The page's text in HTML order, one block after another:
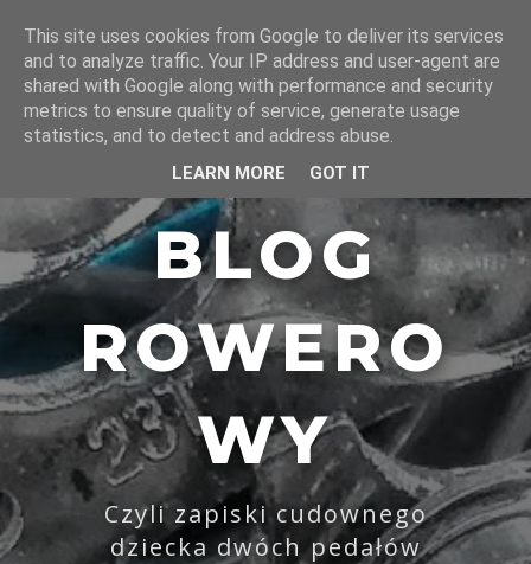
BLOG
ROWERO
WY
Czyli zapiski cudownego
dziecka dwóch pedałów
This site uses cookies from Google to deliver its services
and to analyze traffic. Your IP address and user-agent are
shared with Google along with performance and security
metrics to ensure quality of service, generate usage
statistics, and to detect and address abuse.
LEARN MORE GOT IT